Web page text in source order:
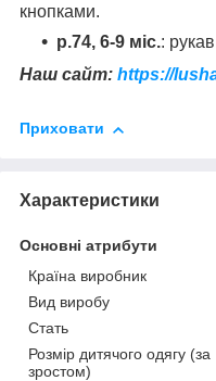
кнопками.
р.74, 6-9 міс.:
Наш сайт: https://
Приховати
Характеристики
Основні атрибути
Країна виробник
Вид виробу
Стать
Розмір дитячого одягу (за
зростом)